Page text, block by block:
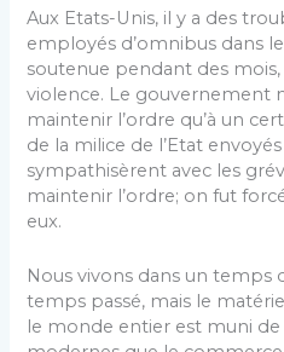
Aux Etats-Unis, il y a des
employés d’omnibus dans
soutenue pendant des
violence. Le gouvernement
maintenir l’ordre qu’à un
de la milice de l’Etat
sympathisèrent avec les
maintenir l’ordre; on fut
eux.
Nous vivons dans un
temps passé, mais le
le monde entier est muni